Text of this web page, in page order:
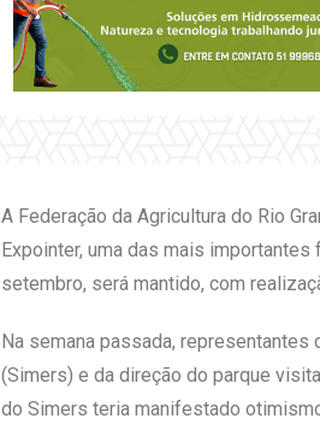
A Federação da Agricultura do Rio
Expointer, uma das mais
setembro, será mantido, com
Na semana passada,
(Simers) e da direção do parque
do Simers teria manifestado